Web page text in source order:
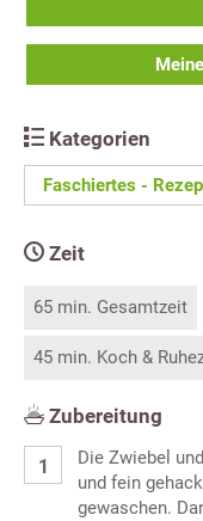
Kategorien
Faschiertes -
Zeit
65 min. Gesamtzeit
45 min. Koch &
Zubereitung
Die Zwiebel
und fein
gewaschen.